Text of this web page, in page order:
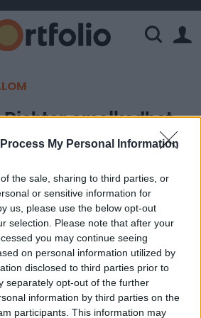
My Personal Information
the sale, sharing to third parties, or
or sensitive information for
us, please use the below opt-out
selection. Please note that after your
you may continue seeing
on personal information utilized by
disclosed to third parties prior to
separately opt-out of the further
information by third parties on the
participants. This information may
Richter emelkedhet...
elmozdulást" - nyilatkozta
Invest üzletkötője a
A szakértő meghatározó
oldalazó mozgást
napra a Budapesti
talán a Richter tud majd.